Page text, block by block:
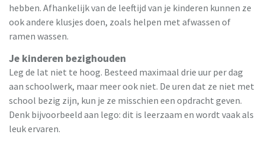
hebben. Afhankelijk van de leeftijd van je kinderen kunnen ze
ook andere klusjes doen, zoals helpen met afwassen of
ramen wassen.
Je kinderen bezighouden
Leg de lat niet te hoog. Besteed maximaal drie uur per dag
aan schoolwerk, maar meer ook niet. De uren dat ze niet met
school bezig zijn, kun je ze misschien een opdracht geven.
Denk bijvoorbeeld aan lego: dit is leerzaam en wordt vaak als
leuk ervaren.